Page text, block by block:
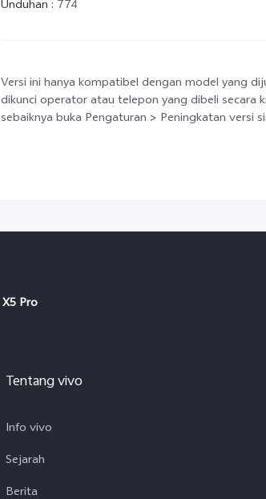
Unduhan : 774
Versi ini hanya kompatibel dengan model yang
dikunci operator atau telepon yang dibeli secara
sebaiknya buka Pengaturan > Peningkatan versi
X5 Pro
Tentang vivo
Info vivo
Sejarah
Berita